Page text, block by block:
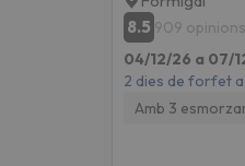
8.5 909 opinions
04/12/26 a 07/
2 dies de forfet a
Amb 3